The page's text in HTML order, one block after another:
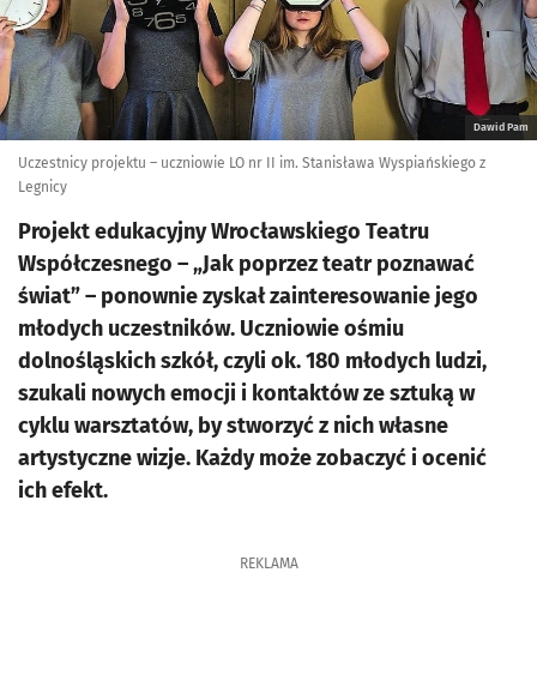
Dawid Pam
Uczestnicy projektu – uczniowie LO nr II im. Stanisława Wyspiańskiego z
Legnicy
Projekt edukacyjny Wrocławskiego Teatru
Współczesnego – „Jak poprzez teatr poznawać
świat” – ponownie zyskał zainteresowanie jego
młodych uczestników. Uczniowie ośmiu
dolnośląskich szkół, czyli ok. 180 młodych ludzi,
szukali nowych emocji i kontaktów ze sztuką w
cyklu warsztatów, by stworzyć z nich własne
artystyczne wizje. Każdy może zobaczyć i ocenić
ich efekt.
REKLAMA